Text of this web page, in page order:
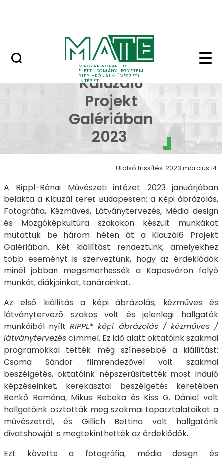
MAGYAR AGRÁR- ÉS
ÉLETTUDOMÁNYI EGYETEM
RIPPL-RÓNAI MŰVÉSZETI
INTÉZET
Klauzál6 - RIPPL*
RIPPL* a
Kaluzál6
Projekt
Galériában
2023
Utolsó frissítés: 2023 március 14.
A Rippl-Rónai Művészeti intézet 2023 januárjában
belakta a Klauzál teret Budapesten: a Képi ábrázolás,
Fotográfia, Kézműves, Látványtervezés, Média design
és Mozgóképkultúra szakokon készült munkákat
mutattuk be három héten át a Klauzál6 Projekt
Galériában. Két kiállítást rendeztünk, amelyekhez
több eseményt is szerveztünk, hogy az érdeklődők
minél jobban megismerhessék a Kaposváron folyó
munkát, diákjainkat, tanárainkat.
Az első kiállítás a képi ábrázolás, kézműves és
látványtervező szakos volt és jelenlegi hallgatók
munkáiból nyíltRIPPL* képi ábrázolás / kézműves /
látványtervezéscímmel. Ez idő alatt oktatóink szakmai
programokkal tették még színesebbé a kiállítást:
Csoma Sándor filmrendezővel volt szakmai
beszélgetés, oktatóink népszerűsítették most induló
képzéseinket, kerekasztal beszélgetés keretében
Benkő Ramóna, Mikus Rebeka és Kiss G. Dániel volt
hallgatóink osztották meg szakmai tapasztalataikat a
művészetről, és Gillich Bettina volt hallgatónk
divatshowját is megtekinthették az érdeklődők.
Ezt követte a fotográfia, média design és